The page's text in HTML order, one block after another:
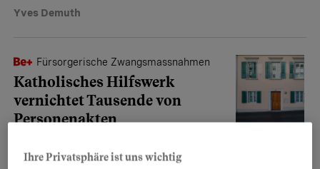
Yves Demuth
Fürsorgerische Zwangsmassnahmen
Katholisches Hilfswerk
vernichtet Tausende von
Personenakten
Solothurn hat die Spuren ihres Wirkens getilgt.
Ihre Privatsphäre ist uns wichtig